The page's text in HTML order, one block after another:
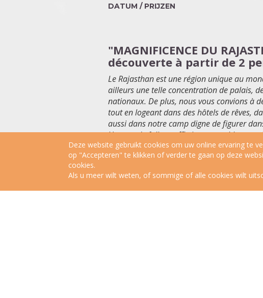
DATUM / PRIJZEN
"MAGNIFICENCE DU
découverte à partir de 2
Le Rajasthan est une région unique au
ailleurs une telle concentration de palais,
nationaux. De plus, nous vous convionsàd
tout en logeant dans des hôtels de rêves,
aussi dans notre camp digne de figurer
Un vent de folie souffle incontestablement
du Bengale vous attend peut-être au d
Ranthambore. C’est une multitude de
Deze website gebruikt cookies om uw online ervaring te
op "Accepteren" te klikken of verder te gaan op deze
cookies.
Als u meer wilt weten, of sommige of alle cookies wilt